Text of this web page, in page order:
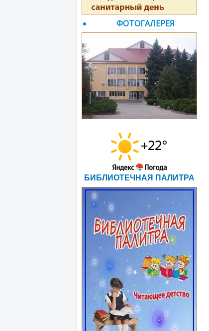
ФОТОГАЛЕРЕЯ
БИБЛИОТЕЧНАЯ ПАЛИТРА